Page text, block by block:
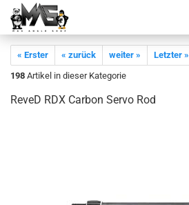
« Erster « zurück weiter »
Letzter »
198 Artikel in dieser Kategorie
ReveD RDX Carbon Servo Rod